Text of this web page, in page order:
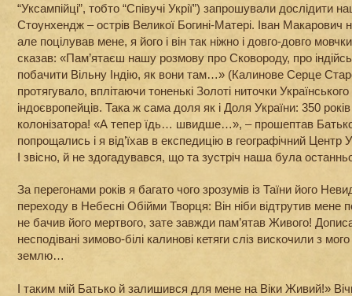
“Уксампійці”, тобто “Співучі Укрії”) запрошували дослідити
Стоунхендж – острів Великої Богині-Матері. Іван
але поцілував мене, я його і він так ніжно і довго-довго
сказав: «Пам’ятаєш нашу розмову про Сковороду, про
побачити Вільну Індію, як вони там…» (Калинове Серце
протягувало, вплітаючи тоненькі Золоті ниточки
індоєвропейців. Така ж сама доля як і Доля України: 350
колонізатора! «А тепер їдь… швидше…», – прошептав
попрощались і я від’їхав в експедицію в географічний Центр
І звісно, й не здогадувався, що та зустріч наша була
За перегонами років я багато чого зрозумів із Таїни його
переходу в Небесні Обійми Творця: Він ніби відтрутив мене
не бачив його мертвого, зате завжди пам’ятав Живого!
несподівані зимово-білі калинові кетяги сліз вискочили з
землю…
І таким мій Батько й залишився для мене на Віки Живий!»